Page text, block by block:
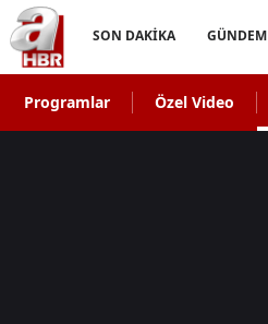
SON DAKİKA GÜNDEM
Programlar Özel Video